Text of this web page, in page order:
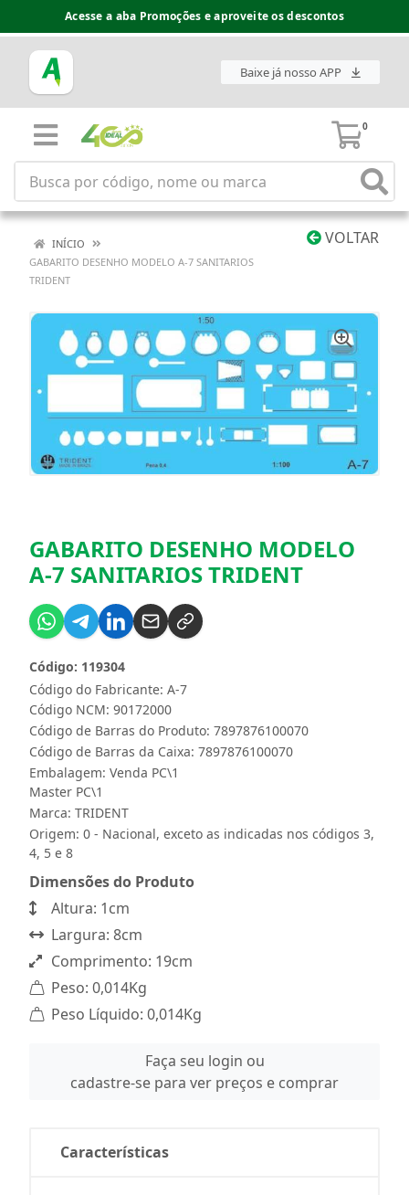
Acesse a aba Promoções e aproveite os descontos
Baixe já nosso APP
0
VOLTAR
INÍCIO
GABARITO DESENHO MODELO A-7 SANITARIOS
TRIDENT
GABARITO DESENHO MODELO
A-7 SANITARIOS TRIDENT
Código do Fabricante: A-7
Código: 119304
Código NCM: 90172000
Código de Barras do Produto: 7897876100070
Código de Barras da Caixa: 7897876100070
Embalagem: Venda PC\1
Master PC\1
Marca: TRIDENT
Origem: 0 - Nacional, exceto as indicadas nos códigos 3,
4, 5 e 8
Dimensões do Produto
Altura: 1cm
Largura: 8cm
Comprimento: 19cm
Peso: 0,014Kg
Peso Líquido: 0,014Kg
Faça seu login ou
cadastre-se para ver preços e comprar
Características